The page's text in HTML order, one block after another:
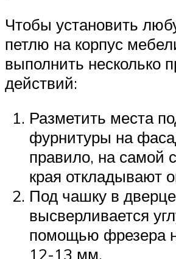
Чтобы установить
петлю на корпус
выполнить несколько
действий:
Разметить места
фурнитуры на
правило, на самой
края откладывают
Под чашку в дверце
высверливается
помощью фрезера
12-13 мм.